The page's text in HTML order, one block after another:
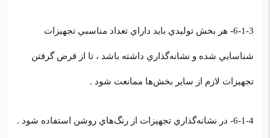
6-1-3- هر بخش توليدي بايد داراي تعداد مناسبي تجهيزات
شناسايي شده و نشانه‌گذاري داشته باشد ، تا از قرض گرفتن
تجهيزات لازم از ساير بخش‌ها ممانعت شود .
6-1-4- در نشانه‌گذاري تجهيزات از رنگ‌هاي روشن استفاده شود .